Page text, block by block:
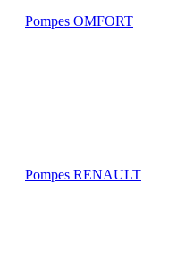
Pompes OMFORT
Pompes RENAULT